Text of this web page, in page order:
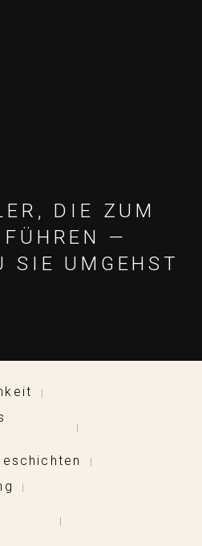
DIE ZUM
—
SIE UMGEHST
|
|
|
|
|